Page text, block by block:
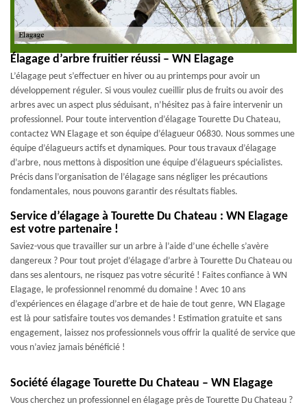
Élagage d’arbre fruitier réussi – WN Elagage
L’élagage peut s’effectuer en hiver ou au printemps pour avoir un
développement réguler. Si vous voulez cueillir plus de fruits ou avoir des
arbres avec un aspect plus séduisant, n’hésitez pas à faire intervenir un
professionnel. Pour toute intervention d’élagage Tourette Du Chateau,
contactez WN Elagage et son équipe d’élagueur 06830. Nous sommes une
équipe d’élagueurs actifs et dynamiques. Pour tous travaux d’élagage
d’arbre, nous mettons à disposition une équipe d’élagueurs spécialistes.
Précis dans l’organisation de l’élagage sans négliger les précautions
fondamentales, nous pouvons garantir des résultats fiables.
Service d’élagage à Tourette Du Chateau : WN Elagage
est votre partenaire !
Saviez-vous que travailler sur un arbre à l’aide d’une échelle s’avère
dangereux ? Pour tout projet d’élagage d’arbre à Tourette Du Chateau ou
dans ses alentours, ne risquez pas votre sécurité ! Faites confiance à WN
Elagage, le professionnel renommé du domaine ! Avec 10 ans
d’expériences en élagage d’arbre et de haie de tout genre, WN Elagage
est là pour satisfaire toutes vos demandes ! Estimation gratuite et sans
engagement, laissez nos professionnels vous offrir la qualité de service que
vous n’aviez jamais bénéficié !
Société élagage Tourette Du Chateau – WN Elagage
Vous cherchez un professionnel en élagage près de Tourette Du Chateau ?